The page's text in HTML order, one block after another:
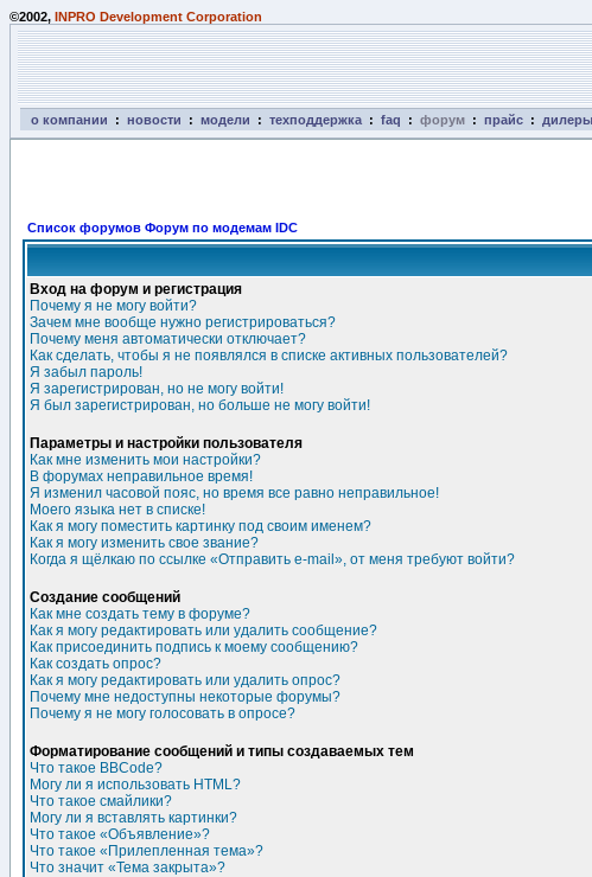
©2002, INPRO Development Corporation
о компании : новости : модели : техподдержка : faq : форум : прайс : дилеры
Список форумов Форум по модемам IDC
Вход на форум и регистрация
Почему я не могу войти?
Зачем мне вообще нужно регистрироваться?
Почему меня автоматически отключает?
Как сделать, чтобы я не появлялся в списке активных пользователей?
Я забыл пароль!
Я зарегистрирован, но не могу войти!
Я был зарегистрирован, но больше не могу войти!
Параметры и настройки пользователя
Как мне изменить мои настройки?
В форумах неправильное время!
Я изменил часовой пояс, но время все равно неправильное!
Моего языка нет в списке!
Как я могу поместить картинку под своим именем?
Как я могу изменить свое звание?
Когда я щёлкаю по ссылке «Отправить e-mail», от меня требуют войти?
Создание сообщений
Как мне создать тему в форуме?
Как я могу редактировать или удалить сообщение?
Как присоединить подпись к моему сообщению?
Как создать опрос?
Как я могу редактировать или удалить опрос?
Почему мне недоступны некоторые форумы?
Почему я не могу голосовать в опросе?
Форматирование сообщений и типы создаваемых тем
Что такое BBCode?
Могу ли я использовать HTML?
Что такое смайлики?
Могу ли я вставлять картинки?
Что такое «Объявление»?
Что такое «Прилепленная тема»?
Что значит «Тема закрыта»?